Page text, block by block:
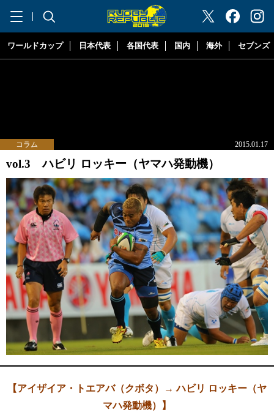
"ラグビーリパブリック"
ワールドカップ 日本代表 各国代表 国内 海外 セブンズ
コラム 2015.01.17
vol.3 ハビリ ロッキー（ヤマハ発動機）
【アイザイア・トエアバ（クボタ）→ ハビリ ロッキー（ヤ
マハ発動機）】